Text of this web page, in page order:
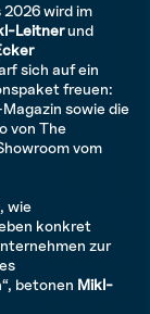
wird im
Leitnerund
sich auf ein
freuen:
sowie die
von The
vom
wie
konkret
zur
betonen Mikl-